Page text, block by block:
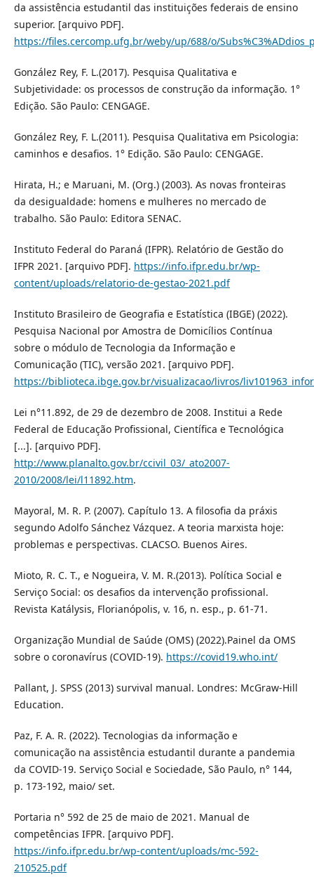
da assistência estudantil das instituições federais de ensino
superior. [arquivo PDF].
https://files.cercomp.ufg.br/weby/up/688/o/
González Rey, F. L.(2017). Pesquisa Qualitativa e
Subjetividade: os processos de construção da informação. 1°
Edição. São Paulo: CENGAGE.
González Rey, F. L.(2011). Pesquisa Qualitativa em Psicologia:
caminhos e desafios. 1° Edição. São Paulo: CENGAGE.
Hirata, H.; e Maruani, M. (Org.) (2003). As novas fronteiras
da desigualdade: homens e mulheres no mercado de
trabalho. São Paulo: Editora SENAC.
Instituto Federal do Paraná (IFPR). Relatório de Gestão do
IFPR 2021. [arquivo PDF]. https://info.ifpr.edu.br/wp-
content/uploads/relatorio-de-gestao-2021.pdf
Instituto Brasileiro de Geografia e Estatística (IBGE) (2022).
Pesquisa Nacional por Amostra de Domicílios Contínua
sobre o módulo de Tecnologia da Informação e
Comunicação (TIC), versão 2021. [arquivo PDF].
https://biblioteca.ibge.gov.br/visualizacao/livros/
Lei n°11.892, de 29 de dezembro de 2008. Institui a Rede
Federal de Educação Profissional, Científica e Tecnológica
[...]. [arquivo PDF].
http://www.planalto.gov.br/ccivil_03/_ato2007-
2010/2008/lei/l11892.htm.
Mayoral, M. R. P. (2007). Capítulo 13. A filosofia da práxis
segundo Adolfo Sánchez Vázquez. A teoria marxista hoje:
problemas e perspectivas. CLACSO. Buenos Aires.
Mioto, R. C. T., e Nogueira, V. M. R.(2013). Política Social e
Serviço Social: os desafios da intervenção profissional.
Revista Katálysis, Florianópolis, v. 16, n. esp., p. 61-71.
Organização Mundial de Saúde (OMS) (2022).Painel da OMS
sobre o coronavírus (COVID-19). https://covid19.who.int/
Pallant, J. SPSS (2013) survival manual. Londres: McGraw-Hill
Education.
Paz, F. A. R. (2022). Tecnologias da informação e
comunicação na assistência estudantil durante a pandemia
da COVID-19. Serviço Social e Sociedade, São Paulo, n° 144,
p. 173-192, maio/ set.
Portaria n° 592 de 25 de maio de 2021. Manual de
competências IFPR. [arquivo PDF].
https://info.ifpr.edu.br/wp-content/uploads/mc-592-
210525.pdf